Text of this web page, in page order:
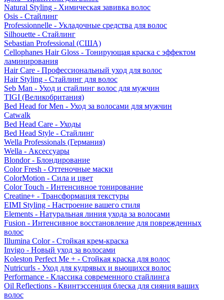
Natural Styling - Химическая завивка волос
Osis - Стайлинг
Professionnelle - Укладочные средства для волос
Silhouette - Стайлинг
Sebastian Professional (США)
Cellophanes Hair Gloss - Тонирующая краска с эффектом
ламинирования
Hair Care - Профессиональный уход для волос
Hair Styling - Стайлинг для волос
Seb Man - Уход и стайлинг волос для мужчин
TIGI (Великобритания)
Bed Head for Men - Уход за волосами для мужчин
Catwalk
Bed Head Care - Уходы
Bed Head Style - Стайлинг
Wella Professionals (Германия)
Wella - Аксессуары
Blondor - Блондирование
Color Fresh - Оттеночные маски
ColorMotion - Сила и цвет
Color Touch - Интенсивное тонирование
Creatine+ - Трансформация текстуры
EIMI Styling - Настроение вашего стиля
Elements - Натуральная линия ухода за волосами
Fusion - Интенсивное восстановление для поврежденных
волос
Illumina Color - Стойкая крем-краска
Invigo - Новый уход за волосами
Koleston Perfect Me + - Стойкая краска для волос
Nutricurls - Уход для кудрявых и вьющихся волос
Performance - Классика современного стайлинга
Oil Reflections - Квинтэссенция блеска для сияния ваших
волос